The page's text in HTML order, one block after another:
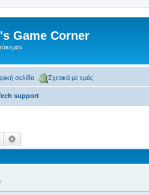
Game Corner
σελίδα Σχετικά με εμάς
support
Αναζήτηση